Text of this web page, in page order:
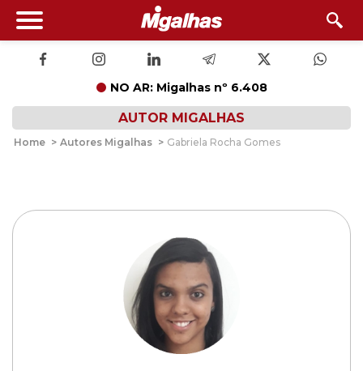
NO AR: Migalhas nº 6.408
AUTOR MIGALHAS
Home > Autores Migalhas > Gabriela Rocha Gomes